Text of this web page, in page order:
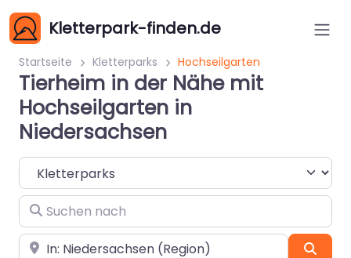
Kletterpark-finden.de
Startseite Kletterparks Hochseilgarten
Tierheim in der Nähe mit
Hochseilgarten in
Niedersachsen
Suchtyp auswählen
Suchen nach
In der Nähe